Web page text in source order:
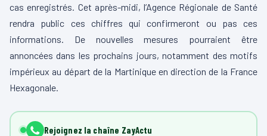
cas enregistrés. Cet après-midi, l’Agence Régionale de Santé
rendra public ces chiffres qui confirmeront ou pas ces
informations. De nouvelles mesures pourraient être
annoncées dans les prochains jours, notamment des motifs
impérieux au départ de la Martinique en direction de la France
Hexagonale.
Rejoignez la chaîne ZayActu